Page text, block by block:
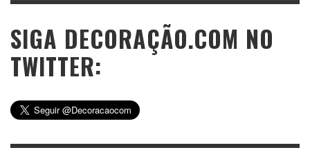
SIGA DECORAÇÃO.COM NO
TWITTER: